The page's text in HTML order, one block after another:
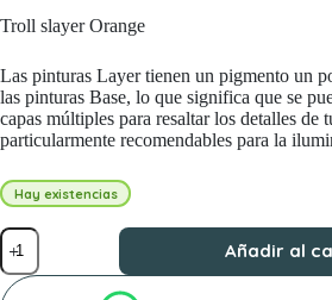
Troll slayer Orange
Las pinturas Layer tienen un pigmento un
las pinturas Base, lo que significa que se
capas múltiples para resaltar los detalles de
particularmente recomendables para la
Hay existencias
Trollslayer
Orange
cantidad
Añadir al